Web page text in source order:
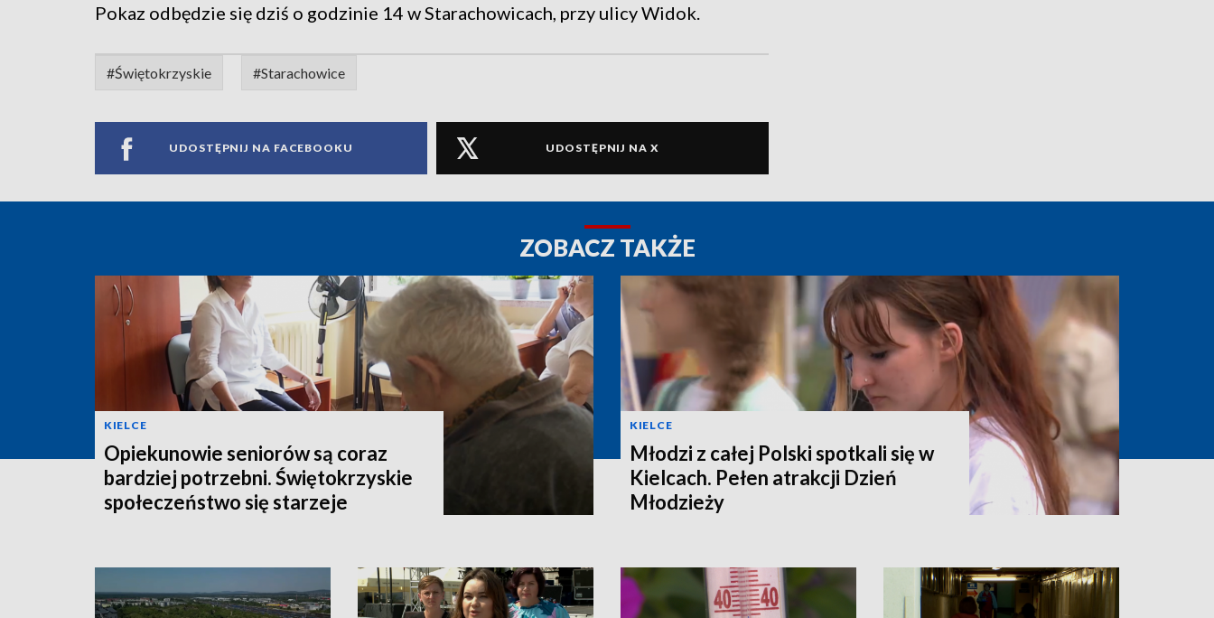
Pokaz odbędzie się dziś o godzinie 14 w Starachowicach, przy ulicy Widok.
#Świętokrzyskie #Starachowice
UDOSTĘPNIJ NA FACEBOOKU UDOSTĘPNIJ NA X
ZOBACZ TAKŻE
KIELCE
Opiekunowie seniorów są coraz
bardziej potrzebni. Świętokrzyskie
społeczeństwo się starzeje
KIELCE
Młodzi z całej Polski spotkali się w
Kielcach. Pełen atrakcji Dzień
Młodzieży